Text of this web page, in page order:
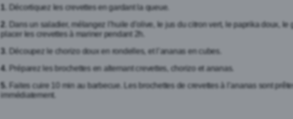
. Décortiquez les crevettes en gardant la queue.
2
. Dans un saladier, mélangez l’huile d’olive, le jus du citron vert, le paprika doux, le
placer les crevettes à mariner pendant 2h.
. Découpez le chorizo doux en rondelles, et l’ananas en cubes.
4 . Préparez les brochettes en alternant crevettes, chorizo et ananas.
5.
Faites cuire 10 min au barbecue. Les brochettes de crevettes à l’ananas sont
immédiatement.